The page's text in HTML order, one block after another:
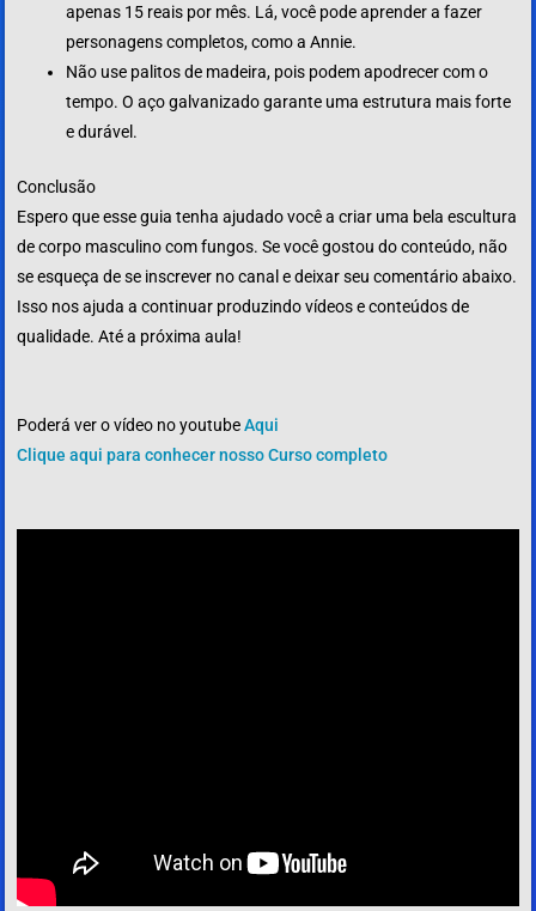
apenas 15 reais por mês. Lá, você pode aprender a fazer
personagens completos, como a Annie.
Não use palitos de madeira, pois podem apodrecer com o
tempo. O aço galvanizado garante uma estrutura mais forte
e durável.
Conclusão
Espero que esse guia tenha ajudado você a criar uma bela escultura
de corpo masculino com fungos. Se você gostou do conteúdo, não
se esqueça de se inscrever no canal e deixar seu comentário abaixo.
Isso nos ajuda a continuar produzindo vídeos e conteúdos de
qualidade. Até a próxima aula!
Poderá ver o vídeo no youtubeAqui
Clique aqui para conhecer nosso Curso completo